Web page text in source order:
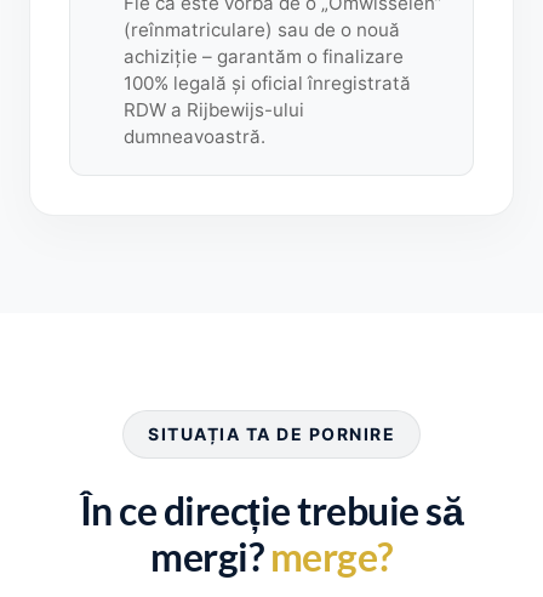
(reînmatriculare) sau de o nouă
achiziție – garantăm o finalizare
100% legală și oficial înregistrată
RDW a Rijbewijs-ului
dumneavoastră.
SITUAȚIA TA DE PORNIRE
În ce direcție trebuie să
mergi?merge?